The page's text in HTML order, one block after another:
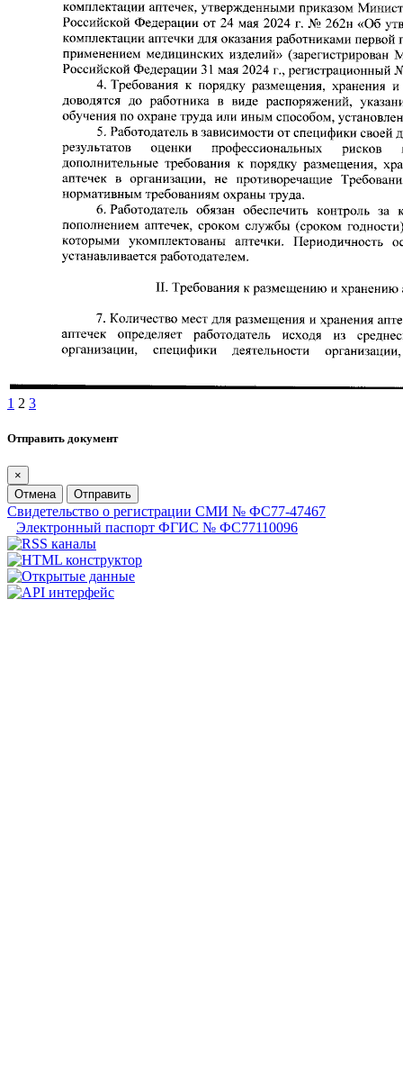
1 2 3
Отправить документ
×
Отмена
Отправить
Свидетельство о регистрации СМИ № ФС77-47467
Электронный паспорт ФГИС № ФС77110096